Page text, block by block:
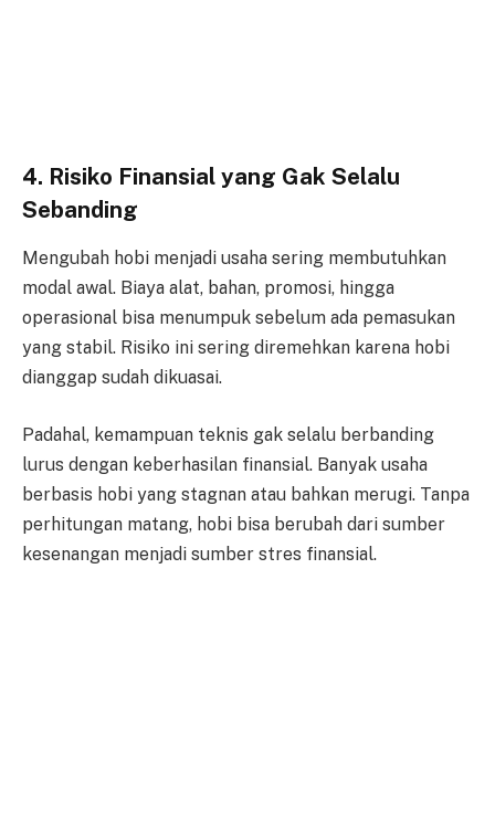
4. Risiko Finansial yang Gak Selalu
Sebanding
Mengubah hobi menjadi usaha sering membutuhkan
modal awal. Biaya alat, bahan, promosi, hingga
operasional bisa menumpuk sebelum ada pemasukan
yang stabil. Risiko ini sering diremehkan karena hobi
dianggap sudah dikuasai.
Padahal, kemampuan teknis gak selalu berbanding
lurus dengan keberhasilan finansial. Banyak usaha
berbasis hobi yang stagnan atau bahkan merugi. Tanpa
perhitungan matang, hobi bisa berubah dari sumber
kesenangan menjadi sumber stres finansial.